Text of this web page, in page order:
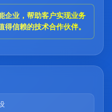
企业，帮助客户实现业务
信赖的技术合作伙伴。